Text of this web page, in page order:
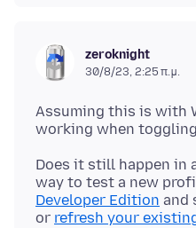
zeroknight
30/8/23, 2:25 π.μ.
Assuming this is with
Does it still happen in
way to test a new
Developer Edition and
or refresh your